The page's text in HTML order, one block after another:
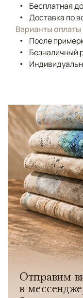
Бесплатная
Доставка по
Варианты оплаты
После
Безналичный
Отправим
в